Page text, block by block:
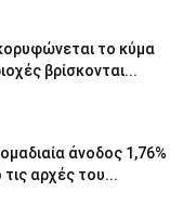
το κύμα
βρίσκονται...
άνοδος 1,76%
αρχές του...